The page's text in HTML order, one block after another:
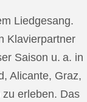
Liedgesang.
Klavierpartner
Saison u. a. in
Alicante, Graz,
erleben. Das